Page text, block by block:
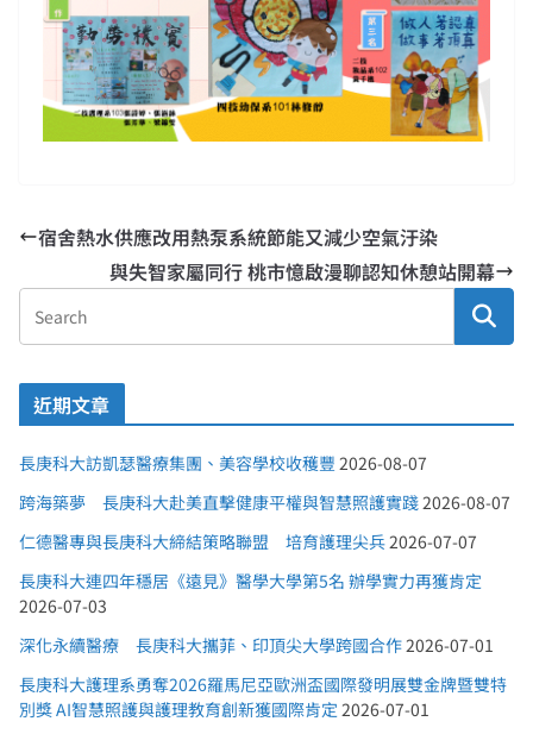
宿舍熱水供應改用熱泵系統節能又減少空氣汙染
與失智家屬同行 桃市憶啟漫聊認知休憩站開幕
近期文章
長庚科大訪凱瑟醫療集團、美容學校收穫豐 2026-08-07
跨海築夢 長庚科大赴美直擊健康平權與智慧照護實踐 2026-08-07
仁德醫專與長庚科大締結策略聯盟 培育護理尖兵 2026-07-07
長庚科大連四年穩居《遠見》醫學大學第5名 辦學實力再獲肯定
2026-07-03
深化永續醫療 長庚科大攜菲、印頂尖大學跨國合作 2026-07-01
長庚科大護理系勇奪2026羅馬尼亞歐洲盃國際發明展雙金牌暨雙特
別獎 AI智慧照護與護理教育創新獲國際肯定 2026-07-01